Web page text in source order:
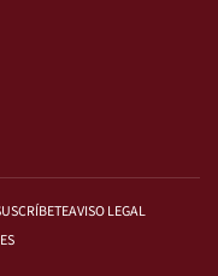
AVISO LEGAL